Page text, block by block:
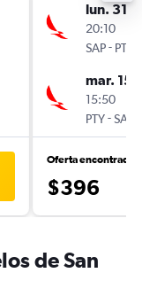
lun. 31/
20:10
SAP- PTY
mar.
15:50
PTY-SAP
Oferta encontrada
$396
de San